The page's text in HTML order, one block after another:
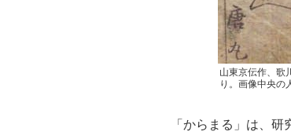
山東京伝作、歌
り。画像中央の
「からまる」は、